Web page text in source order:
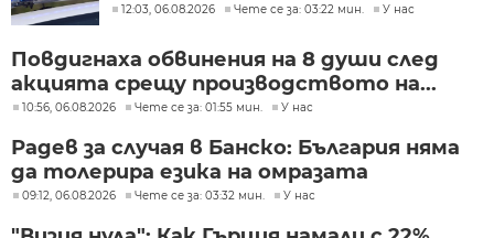
Пловдив
12:03, 06.08.2026 Чете се за: 03:22 мин. У нас
Повдигнаха обвинения на 8 души след
акцията срещу производството на...
10:56, 06.08.2026 Чете се за: 01:55 мин. У нас
Радев за случая в Банско: България няма
да толерира езика на омразата
09:12, 06.08.2026 Чете се за: 03:32 мин. У нас